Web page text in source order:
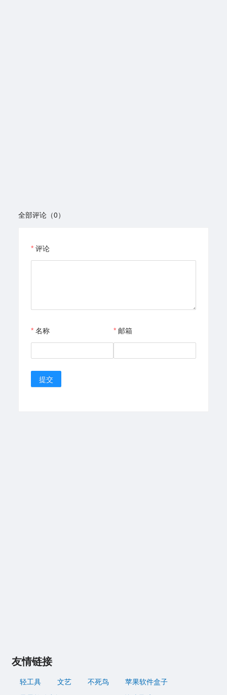
全部评论（0）
评论
名称 邮箱
提交
友情链接
轻工具 文艺 不死鸟
苹果软件盒子